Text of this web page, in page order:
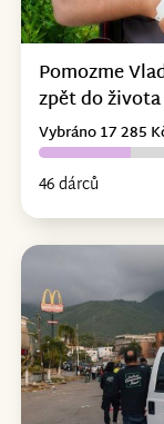
Pomozme
zpět do života
46 dárců
Vybráno 17 285